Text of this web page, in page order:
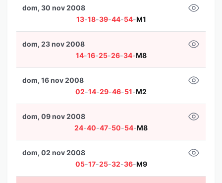
13-18-39-44-54-M1
dom, 30 nov 2008
14-16-25-26-34-M8
dom, 23 nov 2008
02-14-29-46-51-M2
dom, 16 nov 2008
24-40-47-50-54-M8
dom, 09 nov 2008
05-17-25-32-36-M9
dom, 02 nov 2008